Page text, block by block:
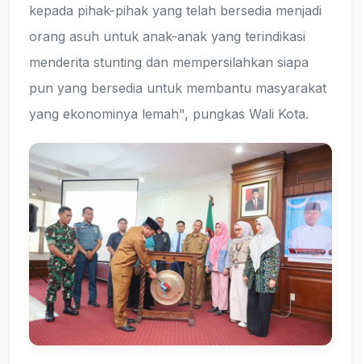
kepada pihak-pihak yang telah bersedia menjadi
orang asuh untuk anak-anak yang terindikasi
menderita stunting dan mempersilahkan siapa
pun yang bersedia untuk membantu masyarakat
yang ekonominya lemah", pungkas Wali Kota.